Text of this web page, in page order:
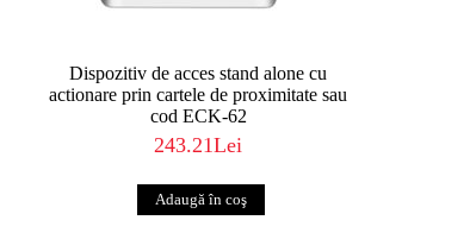
Dispozitiv de acces stand alone cu
actionare prin cartele de proximitate sau
cod ECK-62
243.21Lei